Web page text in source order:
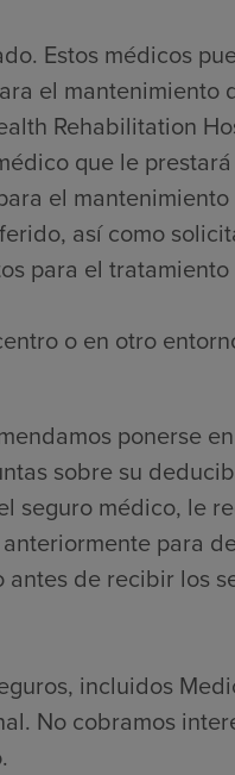
Estos médicos
el mantenimiento
Rehabilitation
que le
el
así como
para el
o en otro
ponerse
sobre su
seguro médico, le
para
de recibir los
incluidos
No cobramos